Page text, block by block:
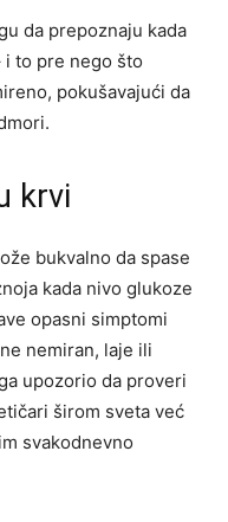
da prepoznaju kada
to pre nego što
pokušavajući da
krvi
bukvalno da spase
kada nivo glukoze
opasni simptomi
nemiran, laje ili
upozorio da proveri
širom sveta već
svakodnevno